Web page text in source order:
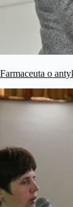
Farmaceuta o